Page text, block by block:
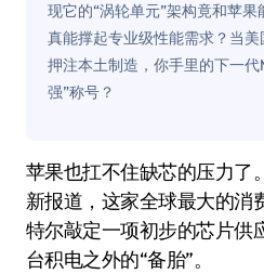
现它的“涡轮单元”架构竟和苹
真能撑起专业级性能需求？当
押注本土制造，你手里的下一
强”称号？
苹果也扛不住缺芯的压力了。据《华尔街日报》最
新报道，这家全球最大的消
特尔敲定一项初步的芯片供
台积电之外的“备胎”。